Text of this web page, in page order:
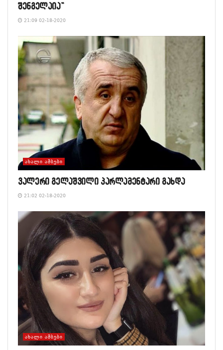
შენგელაია”
21:09 02-18-2020
ᲐᲮᲐᲚᲘ ᲐᲛᲑᲔᲑᲘ
ვალერი გელაშვილი პარლამენტარი გახდა
21:02 02-18-2020
ᲐᲮᲐᲚᲘ ᲐᲛᲑᲔᲑᲘ